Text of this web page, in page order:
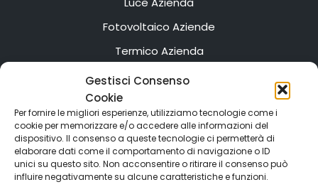
Gestisci Consenso
Cookie
Per fornire le migliori esperienze, utilizziamo tecnologie come i
cookie per memorizzare e/o accedere alle informazioni del
dispositivo. Il consenso a queste tecnologie ci permetterà di
elaborare dati come il comportamento di navigazione o ID
unici su questo sito. Non acconsentire o ritirare il consenso può
influire negativamente su alcune caratteristiche e funzioni.
Fotovoltaico Aziende
Termico Azienda
Servizi Web Azienda
CONTATTI
Efficientamento Residenziale
Efficientamento Aziendale
Efficientamento Condominiale